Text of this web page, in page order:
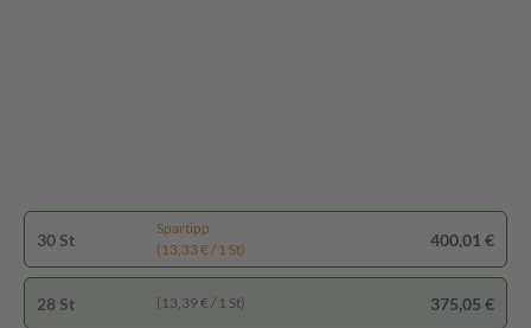
30 St
Spartipp
(13,33 € / 1 St)
400,01 €
28 St (13,39 € / 1 St) 375,05 €